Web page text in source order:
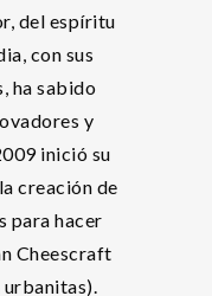
del espíritu
con sus
ha sabido
y
inició su
creación de
para hacer
Cheescraft
urbanitas).